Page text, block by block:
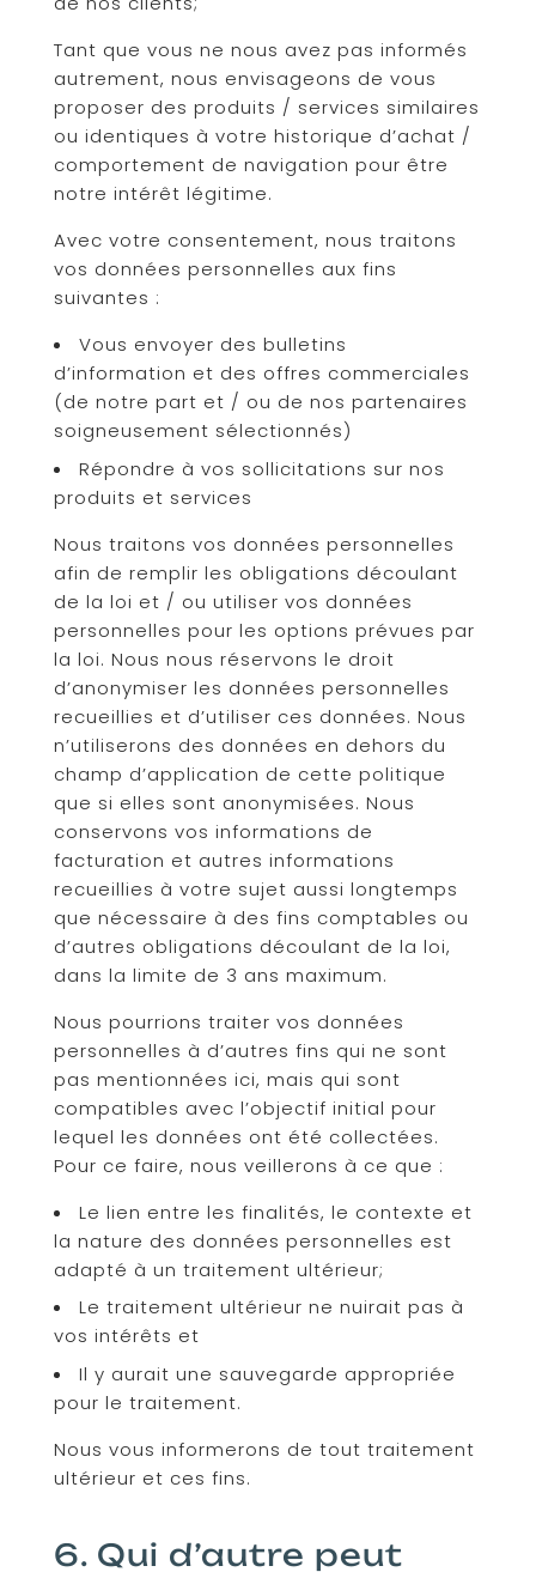
Tant que vous ne nous avez pas informés
autrement, nous envisageons de vous
proposer des produits / services similaires
ou identiques à votre historique d’achat /
comportement de navigation pour être
notre intérêt légitime.
Avec votre consentement, nous traitons
vos données personnelles aux fins
suivantes :
Vous envoyer des bulletins
d’information et des offres commerciales
(de notre part et / ou de nos partenaires
soigneusement sélectionnés)
Répondre à vos sollicitations sur nos
produits et services
Nous traitons vos données personnelles
afin de remplir les obligations découlant
de la loi et / ou utiliser vos données
personnelles pour les options prévues par
la loi. Nous nous réservons le droit
d’anonymiser les données personnelles
recueillies et d’utiliser ces données. Nous
n’utiliserons des données en dehors du
champ d’application de cette politique
que si elles sont anonymisées. Nous
conservons vos informations de
facturation et autres informations
recueillies à votre sujet aussi longtemps
que nécessaire à des fins comptables ou
d’autres obligations découlant de la loi,
dans la limite de 3 ans maximum.
Nous pourrions traiter vos données
personnelles à d’autres fins qui ne sont
pas mentionnées ici, mais qui sont
compatibles avec l’objectif initial pour
lequel les données ont été collectées.
Pour ce faire, nous veillerons à ce que :
Le lien entre les finalités, le contexte et
la nature des données personnelles est
adapté à un traitement ultérieur;
Le traitement ultérieur ne nuirait pas à
vos intérêts et
Il y aurait une sauvegarde appropriée
pour le traitement.
Nous vous informerons de tout traitement
ultérieur et ces fins.
6. Qui d’autre peut